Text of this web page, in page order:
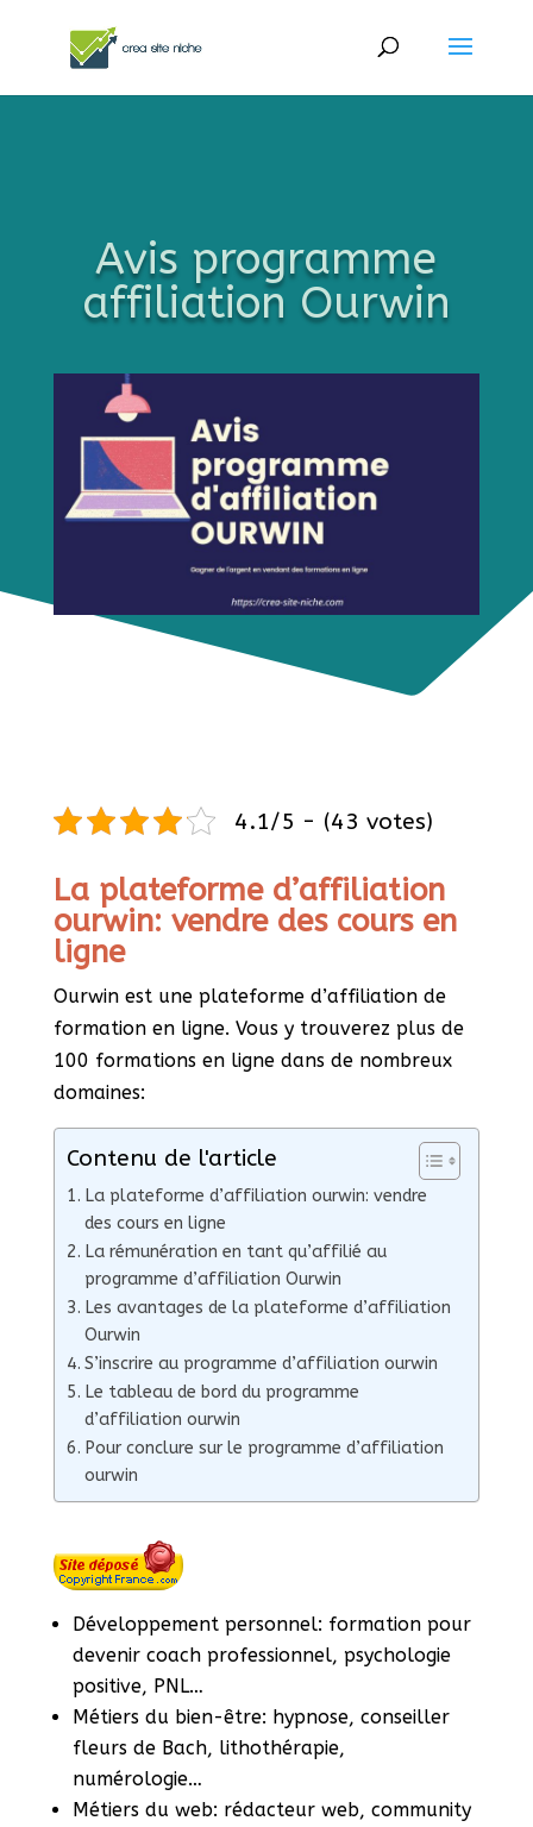
Avis programme
affiliation Ourwin
4.1/5 - (43 votes)
La plateforme d’affiliation
ourwin: vendre des cours en
ligne
Ourwin est une plateforme d’affiliation de
formation en ligne. Vous y trouverez plus de
100 formations en ligne dans de nombreux
domaines:
Contenu de l'article
La plateforme d’affiliation ourwin: vendre
des cours en ligne
La rémunération en tant qu’affilié au
programme d’affiliation Ourwin
Les avantages de la plateforme d’affiliation
Ourwin
S’inscrire au programme d’affiliation ourwin
Le tableau de bord du programme
d’affiliation ourwin
Pour conclure sur le programme d’affiliation
ourwin
Développement personnel: formation pour
devenir coach professionnel, psychologie
positive, PNL…
Métiers du bien-être: hypnose, conseiller
fleurs de Bach, lithothérapie,
numérologie…
Métiers du web: rédacteur web, community